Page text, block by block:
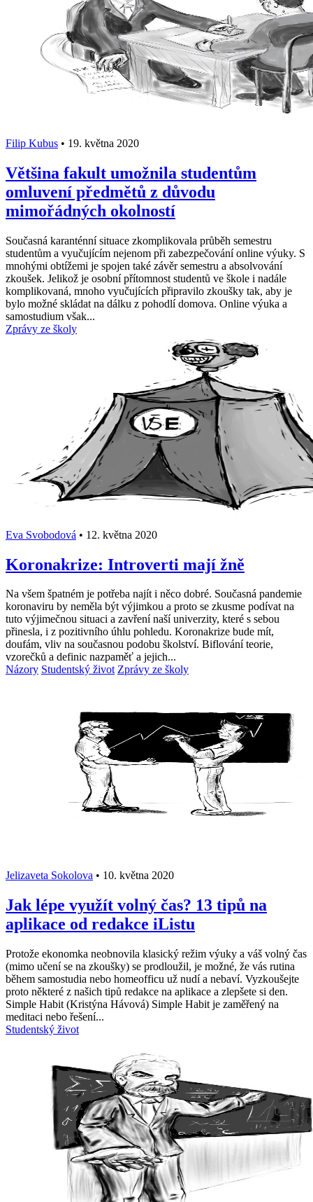
Filip Kubus • 19. května 2020
Většina fakult umožnila studentům
omluvení předmětů z důvodu
mimořádných okolností
Současná karanténní situace zkomplikovala průběh semestru
studentům a vyučujícím nejenom při zabezpečování online výuky. S
mnohými obtížemi je spojen také závěr semestru a absolvování
zkoušek. Jelikož je osobní přítomnost studentů ve škole i nadále
komplikovaná, mnoho vyučujících připravilo zkoušky tak, aby je
bylo možné skládat na dálku z pohodlí domova. Online výuka a
samostudium však...
Zprávy ze školy
Eva Svobodová • 12. května 2020
Koronakrize: Introverti mají žně
Na všem špatném je potřeba najít i něco dobré. Současná pandemie
koronaviru by neměla být výjimkou a proto se zkusme podívat na
tuto výjimečnou situaci a zavření naší univerzity, které s sebou
přinesla, i z pozitivního úhlu pohledu. Koronakrize bude mít,
doufám, vliv na současnou podobu školství. Biflování teorie,
vzorečků a definic nazpaměť a jejich...
Názory Studentský život Zprávy ze školy
Jelizaveta Sokolova • 10. května 2020
Jak lépe využít volný čas? 13 tipů na
aplikace od redakce iListu
Protože ekonomka neobnovila klasický režim výuky a váš volný čas
(mimo učení se na zkoušky) se prodloužil, je možné, že vás rutina
během samostudia nebo homeofficu už nudí a nebaví. Vyzkoušejte
proto některé z našich tipů redakce na aplikace a zlepšete si den.
Simple Habit (Kristýna Hávová) Simple Habit je zaměřený na
meditaci nebo řešení...
Studentský život